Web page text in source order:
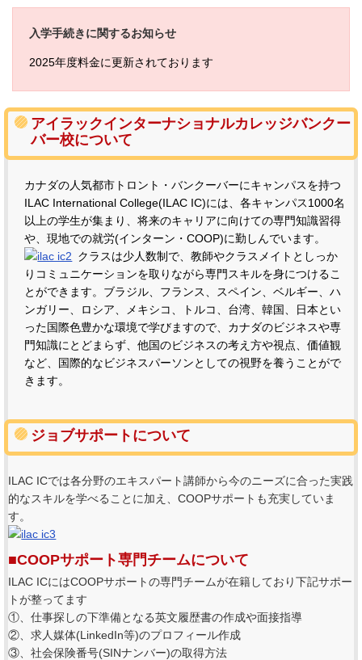
入学手続きに関するお知らせ
2025年度料金に更新されております
アイラックインターナショナルカレッジバンクー
バー校について
カナダの人気都市トロント・バンクーバーにキャンパスを持つ
ILAC International College(ILAC IC)には、各キャンパス1000名
以上の学生が集まり、将来のキャリアに向けての専門知識習得
や、現地での就労(インターン・COOP)に勤しんでいます。
クラスは少人数制で、教師やクラスメイトとしっか
りコミュニケーションを取りながら専門スキルを身につけるこ
とができます。ブラジル、フランス、スペイン、ベルギー、ハ
ンガリー、ロシア、メキシコ、トルコ、台湾、韓国、日本とい
った国際色豊かな環境で学びますので、カナダのビジネスや専
門知識にとどまらず、他国のビジネスの考え方や視点、価値観
など、国際的なビジネスパーソンとしての視野を養うことがで
きます。
ジョブサポートについて
ILAC ICでは各分野のエキスパート講師から今のニーズに合った実践
的なスキルを学べることに加え、COOPサポートも充実していま
す。
■COOPサポート専門チームについて
ILAC ICにはCOOPサポートの専門チームが在籍しており下記サポー
トが整ってます
①、仕事探しの下準備となる英文履歴書の作成や面接指導
②、求人媒体(LinkedIn等)のプロフィール作成
③、社会保険番号(SINナンバー)の取得方法